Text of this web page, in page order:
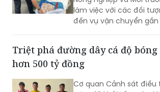
Sáng 1/8, lực lượng
phối hợp với Công an TP
làm việc với các đối
đến vụ vận chuyển
phẩm đông lạnh không
Triệt phá đường dây cá độ bóng